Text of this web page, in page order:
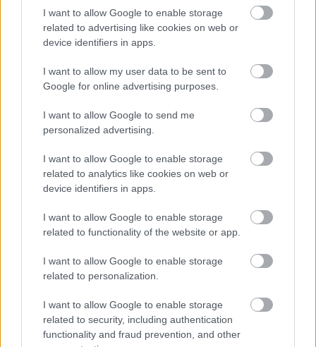
I want to allow Google to enable storage
related to advertising like cookies on web or
device identifiers in apps.
I want to allow my user data to be sent to
Google for online advertising purposes.
I want to allow Google to send me
personalized advertising.
I want to allow Google to enable storage
related to analytics like cookies on web or
device identifiers in apps.
I want to allow Google to enable storage
related to functionality of the website or app.
I want to allow Google to enable storage
related to personalization.
I want to allow Google to enable storage
related to security, including authentication
functionality and fraud prevention, and other
Η παραγωγή του Πρίνου τον Σεπτέμβριο του 2021
συντήρησης των εγκαταστάσεων
και στη συνέχεια
λόγω της κατάληψής τους από το Σωματείο των πρώην